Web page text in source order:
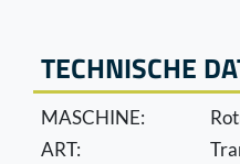
TECHNISCHE
MASCHINE:
ART: